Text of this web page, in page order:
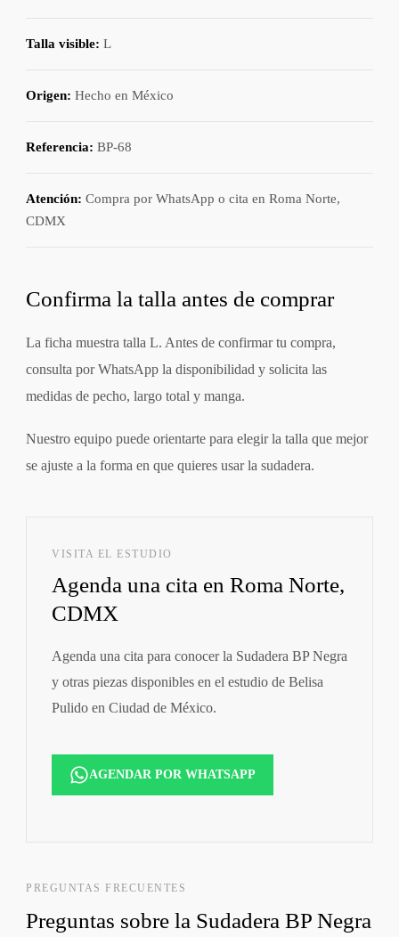
Talla visible: L
Origen: Hecho en México
Referencia: BP-68
Atención: Compra por WhatsApp o cita en Roma Norte,
CDMX
Confirma la talla antes de comprar
La ficha muestra talla L. Antes de confirmar tu compra,
consulta por WhatsApp la disponibilidad y solicita las
medidas de pecho, largo total y manga.
Nuestro equipo puede orientarte para elegir la talla que mejor
se ajuste a la forma en que quieres usar la sudadera.
VISITA EL ESTUDIO
Agenda una cita en Roma Norte,
CDMX
Agenda una cita para conocer la Sudadera BP Negra
y otras piezas disponibles en el estudio de Belisa
Pulido en Ciudad de México.
AGENDAR POR WHATSAPP
PREGUNTAS FRECUENTES
Preguntas sobre la Sudadera BP Negra